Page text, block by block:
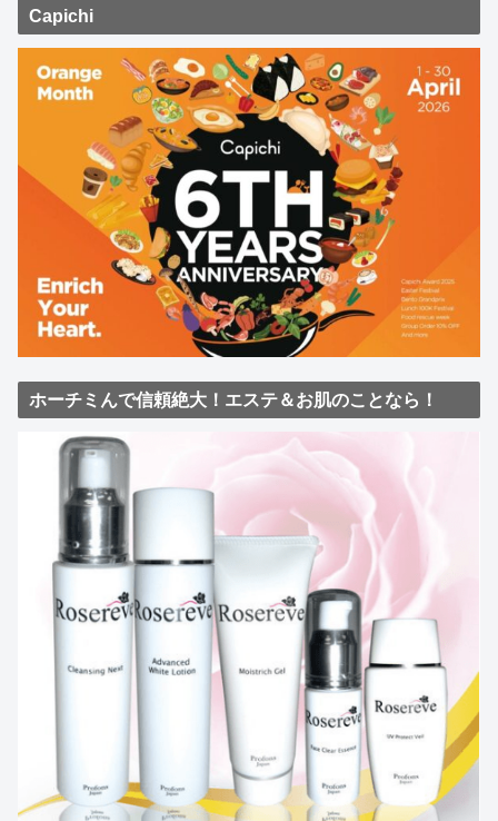
Capichi
ホーチミんで信頼絶大！エステ＆お肌のことなら！